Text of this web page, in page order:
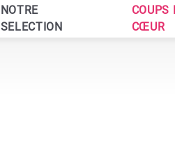
NOTRE
SELECTION
COUPS
CŒUR